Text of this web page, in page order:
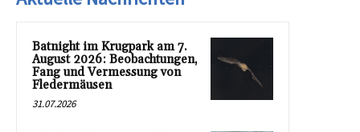
Batnight im Krugpark am 7.
August 2026: Beobachtungen,
Fang und Vermessung von
Fledermäusen
31.07.2026